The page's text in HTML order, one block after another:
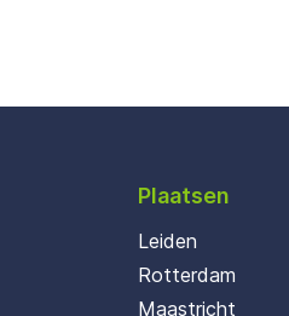
Plaatsen
Leiden
Rotterdam
Maastricht